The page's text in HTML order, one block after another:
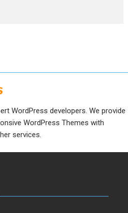
WordPress developers. We provide
WordPress Themes with
services.